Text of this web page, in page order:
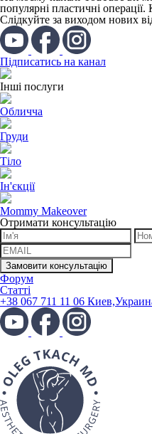
популярні пластичні
Слідкуйте за виходом нових
Підписатись на канал
Інші послуги
Обличча
Груди
Тіло
Ін'єкції
Mommy Makeover
Отримати консультацію
Форум
Статті
+38 067 711 11 06